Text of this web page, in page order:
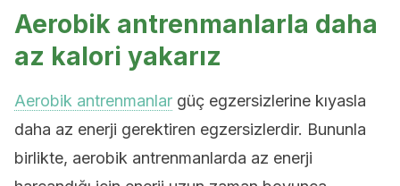
Aerobik antrenmanlarla daha
az kalori yakarız
Aerobik antrenmanlar güç egzersizlerine kıyasla
daha az enerji gerektiren egzersizlerdir. Bununla
birlikte, aerobik antrenmanlarda az enerji